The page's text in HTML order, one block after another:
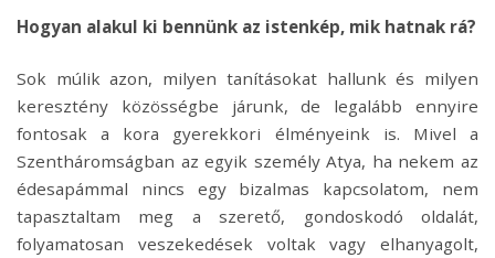
Hogyan alakul ki bennünk az istenkép, mik hatnak rá?
Sok múlik azon, milyen tanításokat hallunk és milyen
keresztény közösségbe járunk, de legalább ennyire
fontosak a kora gyerekkori élményeink is. Mivel a
Szentháromságban az egyik személy Atya, ha nekem az
édesapámmal nincs egy bizalmas kapcsolatom, nem
tapasztaltam meg a szerető, gondoskodó oldalát,
folyamatosan veszekedések voltak vagy elhanyagolt,